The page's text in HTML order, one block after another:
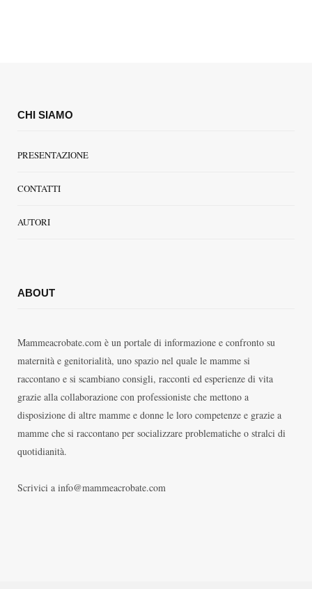
CHI SIAMO
PRESENTAZIONE
CONTATTI
AUTORI
ABOUT
Mammeacrobate.com è un portale di informazione e confronto su
maternità e genitorialità, uno spazio nel quale le mamme si
raccontano e si scambiano consigli, racconti ed esperienze di vita
grazie alla collaborazione con professioniste che mettono a
disposizione di altre mamme e donne le loro competenze e grazie a
mamme che si raccontano per socializzare problematiche o stralci di
quotidianità.
Scrivici a info@mammeacrobate.com